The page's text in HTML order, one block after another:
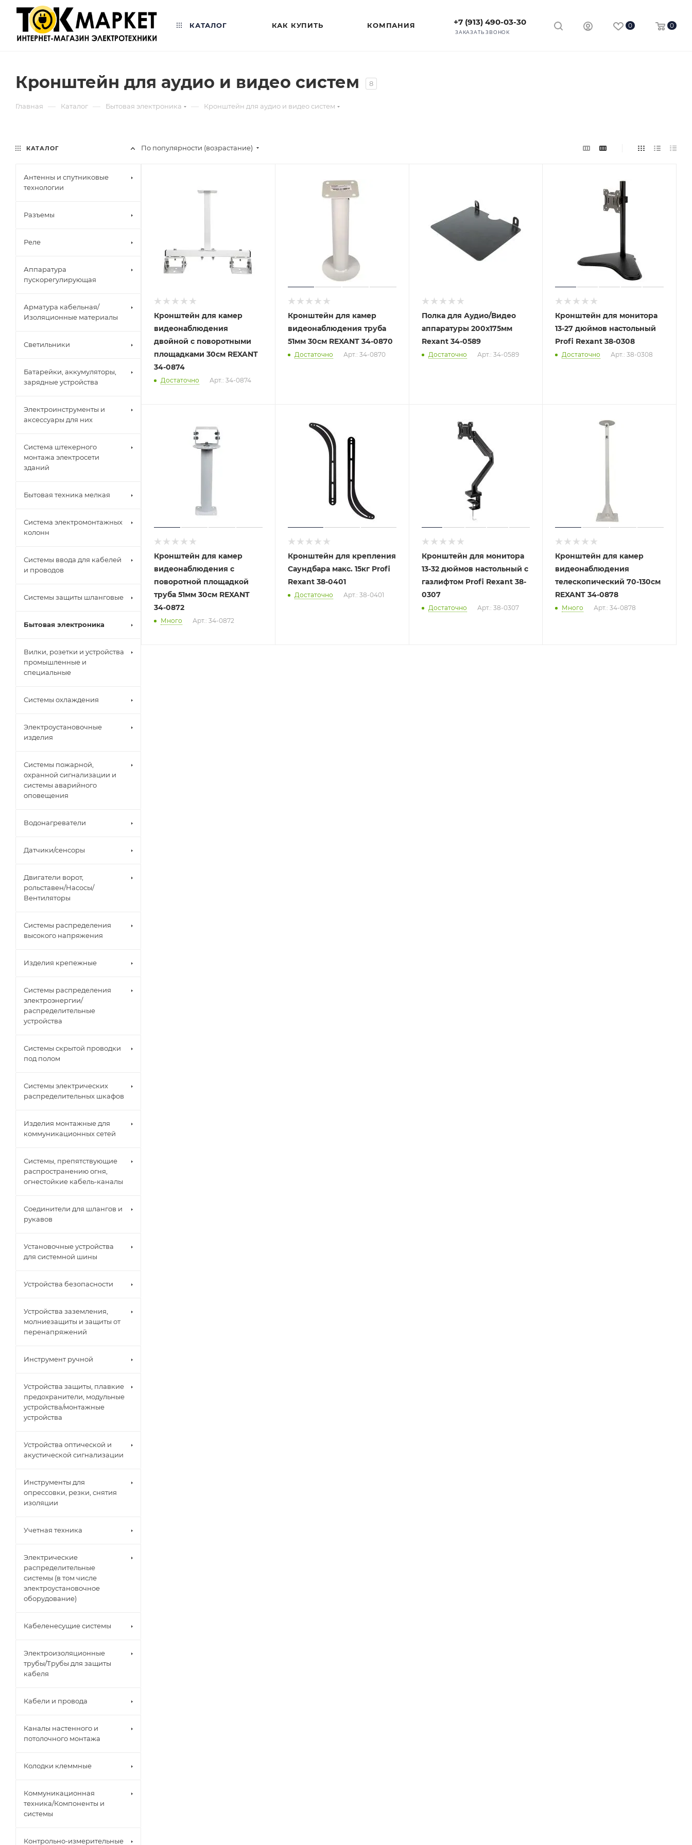
+7 (913) 490-03-30
ЗАКАЗАТЬ ЗВОНОК
0 0
КАТАЛОГ КАК КУПИТЬ КОМПАНИЯ
Кронштейн для аудио и видео систем 8
Главная — Каталог — Бытовая электроника — Кронштейн для аудио и видео систем
По популярности (возрастание)
Кронштейн для камер
видеонаблюдения
двойной с поворотными
площадками 30см REXANT
34-0874
Достаточно Арт.: 34-0874
Кронштейн для камер
видеонаблюдения труба
51мм 30см REXANT 34-0870
Достаточно Арт.: 34-0870
Полка для Аудио/Видео
аппаратуры 200х175мм
Rexant 34-0589
Достаточно Арт.: 34-0589
Кронштейн для монитора
13-27 дюймов настольный
Profi Rexant 38-0308
Достаточно Арт.: 38-0308
Кронштейн для камер
видеонаблюдения с
поворотной площадкой
труба 51мм 30см REXANT
34-0872
Много Арт.: 34-0872
Кронштейн для крепления
Саундбара макс. 15кг Profi
Rexant 38-0401
Достаточно Арт.: 38-0401
Кронштейн для монитора
13-32 дюймов настольный с
газлифтом Profi Rexant 38-
0307
Достаточно Арт.: 38-0307
Кронштейн для камер
видеонаблюдения
телескопический 70-130см
REXANT 34-0878
Много Арт.: 34-0878
КАТАЛОГ
Антенны и спутниковые
технологии
Разъемы
Реле
Аппаратура
пускорегулирующая
Арматура кабельная/
Изоляционные материалы
Светильники
Батарейки, аккумуляторы,
зарядные устройства
Электроинструменты и
аксессуары для них
Система штекерного
монтажа электросети
зданий
Бытовая техника мелкая
Система электромонтажных
колонн
Системы ввода для кабелей
и проводов
Системы защиты шланговые
Бытовая электроника
Вилки, розетки и устройства
промышленные и
специальные
Системы охлаждения
Электроустановочные
изделия
Системы пожарной,
охранной сигнализации и
системы аварийного
оповещения
Водонагреватели
Датчики/сенсоры
Двигатели ворот,
рольставен/Насосы/
Вентиляторы
Системы распределения
высокого напряжения
Изделия крепежные
Системы распределения
электроэнергии/
распределительные
устройства
Системы скрытой проводки
под полом
Системы электрических
распределительных шкафов
Изделия монтажные для
коммуникационных сетей
Системы, препятствующие
распространению огня,
огнестойкие кабель-каналы
Соединители для шлангов и
рукавов
Установочные устройства
для системной шины
Устройства безопасности
Устройства заземления,
молниезащиты и защиты от
перенапряжений
Инструмент ручной
Устройства защиты, плавкие
предохранители, модульные
устройства/монтажные
устройства
Устройства оптической и
акустической сигнализации
Инструменты для
опрессовки, резки, снятия
изоляции
Учетная техника
Электрические
распределительные
системы (в том числе
электроустановочное
оборудование)
Кабеленесущие системы
Электроизоляционные
трубы/Трубы для защиты
кабеля
Кабели и провода
Каналы настенного и
потолочного монтажа
Колодки клеммные
Коммуникационная
техника/Компоненты и
системы
Контрольно-измерительные